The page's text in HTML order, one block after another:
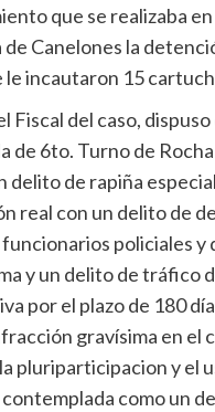
que se realizaba
Canelones la
le incautaron 15
Fiscal del caso,
6to. Turno de
delito de rapiña
real con un delito de
policiales
y un delito de tráfico
por el plazo de 180
gravísima en el
pluriparticipacion y el
como un